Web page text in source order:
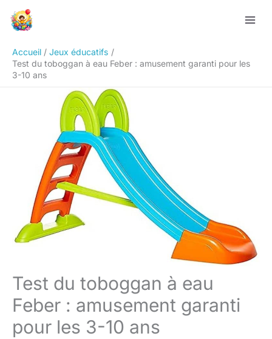
Accueil
Jeux éducatifs
Test du toboggan à eau Feber : amusement garanti pour les
3-10 ans
Test du toboggan à eau
Feber : amusement garanti
pour les 3-10 ans
Rechercher